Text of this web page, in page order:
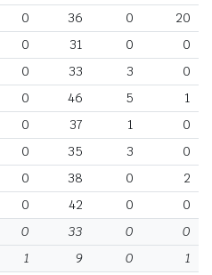
0 36 0
20
0 31 0
0
0 33 3
0
0 46 5
1
0 37 1
0
0 35 3
0
0 38 0
2
0 42 0
0
0 33 0
0
1 9 0
1